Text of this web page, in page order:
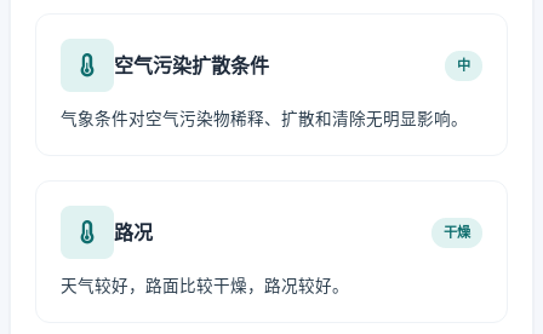
空气污染扩散条件 中
气象条件对空气污染物稀释、扩散和清除无明显影响。
路况 干燥
天气较好，路面比较干燥，路况较好。